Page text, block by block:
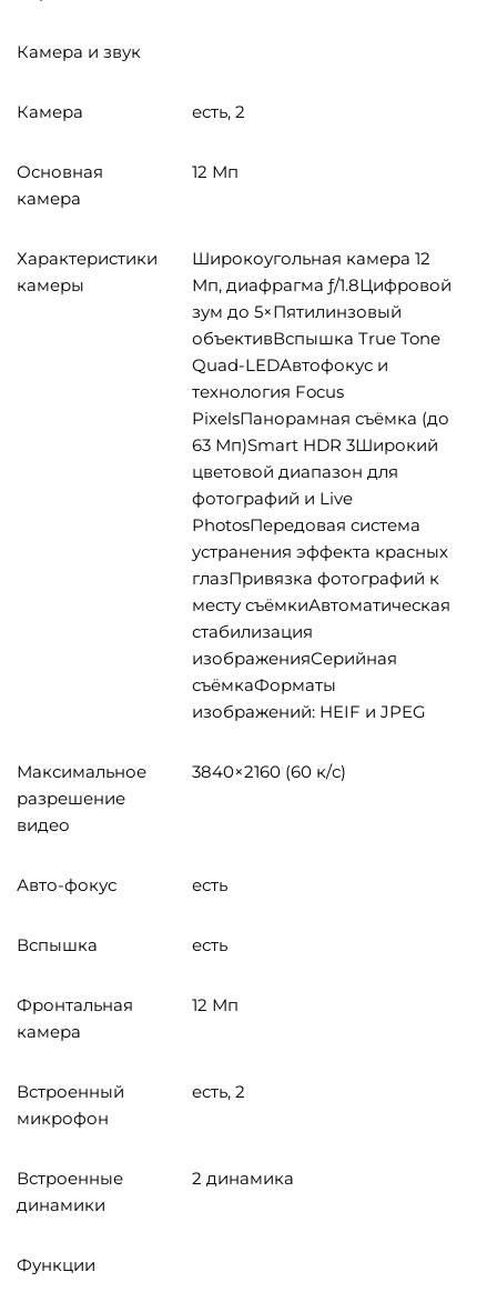
Камера и звук
Камера есть, 2
Основная
камера
12 Мп
Характеристики
камеры
Широкоугольная камера 12
Мп, диафрагма ƒ/1.8Цифровой
зум до 5×Пятилинзовый
объективВспышка True Tone
Quad-LEDАвтофокус и
технология Focus
PixelsПанорамная съёмка (до
63 Мп)Smart HDR 3Широкий
цветовой диапазон для
фотографий и Live
PhotosПередовая система
устранения эффекта красных
глазПривязка фотографий к
месту съёмкиАвтоматическая
стабилизация
изображенияСерийная
съёмкаФорматы
изображений: HEIF и JPEG
Максимальное
разрешение
видео
3840×2160 (60 к/с)
Авто-фокус есть
Вспышка есть
Фронтальная
камера
12 Мп
Встроенный
микрофон
есть, 2
Встроенные
динамики
2 динамика
Функции